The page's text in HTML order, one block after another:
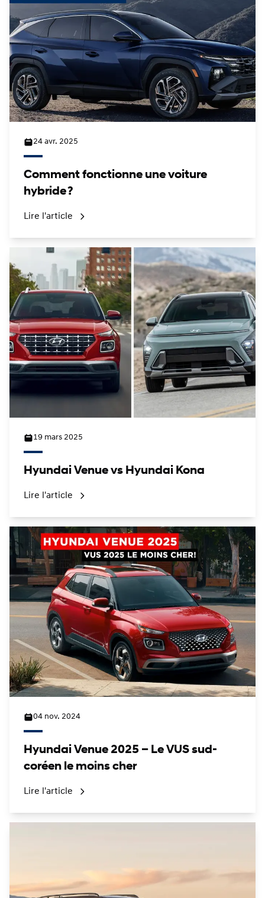
24 avr. 2025
Comment fonctionne une voiture
hybride ?
Lire l'article
19 mars 2025
Hyundai Venue vs Hyundai Kona
Lire l'article
04 nov. 2024
Hyundai Venue 2025 – Le VUS sud-
coréen le moins cher
Lire l'article